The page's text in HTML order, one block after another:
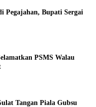
Pegajahan, Bupati Sergai
PSMS Walau
Tangan Piala Gubsu